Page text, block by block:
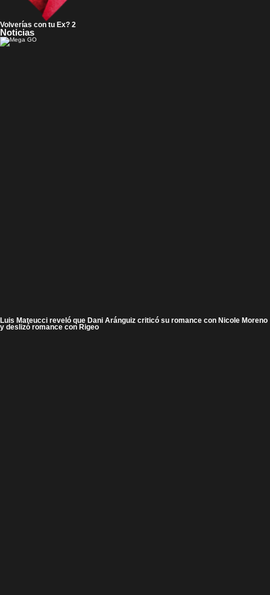
Volverías con tu Ex? 2
Noticias
Luis Mateucci reveló que Dani Aránguiz criticó su romance con Nicole Moreno
y deslizó romance con Rigeo